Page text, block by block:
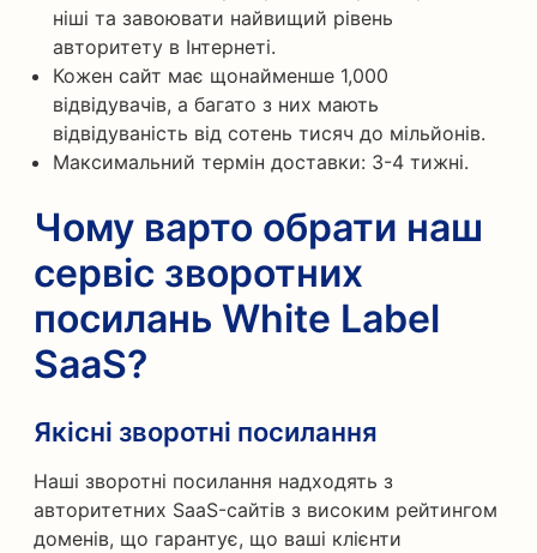
ніші та завоювати найвищий рівень
авторитету в Інтернеті.
Кожен сайт має щонайменше 1,000
відвідувачів, а багато з них мають
відвідуваність від сотень тисяч до мільйонів.
Максимальний термін доставки: 3-4 тижні.
Чому варто обрати наш
сервіс зворотних
посилань White Label
SaaS?
Якісні зворотні посилання
Наші зворотні посилання надходять з
авторитетних SaaS-сайтів з високим рейтингом
доменів, що гарантує, що ваші клієнти